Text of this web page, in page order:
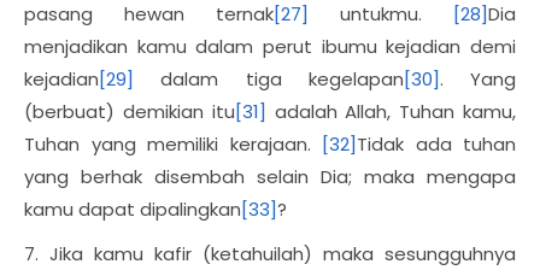
pasang hewan ternak[27] untukmu. [28]Dia
menjadikan kamu dalam perut ibumu kejadian demi
kejadian[29] dalam tiga kegelapan[30]. Yang
(berbuat) demikian itu[31] adalah Allah, Tuhan kamu,
Tuhan yang memiliki kerajaan.
[32]Tidak ada tuhan
yang berhak disembah selain Dia; maka mengapa
kamu dapat dipalingkan[33]?
7. Jika kamu kafir (ketahuilah) maka sesungguhnya